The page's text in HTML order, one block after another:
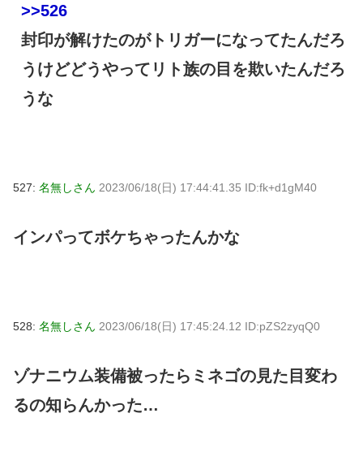
>>526
封印が解けたのがトリガーになってたんだろ
うけどどうやってリト族の目を欺いたんだろ
うな
527: 名無しさん 2023/06/18(日) 17:44:41.35 ID:fk+d1gM40
インパってボケちゃったんかな
528: 名無しさん 2023/06/18(日) 17:45:24.12 ID:pZS2zyqQ0
ゾナニウム装備被ったらミネゴの見た目変わ
るの知らんかった…